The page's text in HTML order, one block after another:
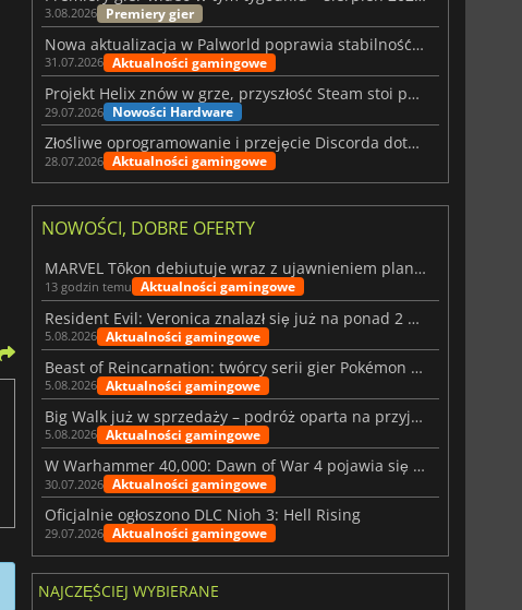
3.08.2026 Premiery gier
Nowa aktualizacja w Palworld poprawia stabilność Sunreach i walk z bossami
31.07.2026 Aktualności gamingowe
Projekt Helix znów w grze, przyszłość Steam stoi pod znakiem zapytania
29.07.2026 Nowości Hardware
Złośliwe oprogramowanie i przejęcie Discorda dotknęły Meccha Chameleon
28.07.2026 Aktualności gamingowe
NOWOŚCI, DOBRE OFERTY
MARVEL Tōkon debiutuje wraz z ujawnieniem planu rozwoju na pierwszy rok
13 godzin temu Aktualności gamingowe
Resident Evil: Veronica znalazł się już na ponad 2 milionach list życzeń
5.08.2026 Aktualności gamingowe
Beast of Reincarnation: twórcy serii gier Pokémon wkraczają na nową ścieżkę
5.08.2026 Aktualności gamingowe
Big Walk już w sprzedaży – podróż oparta na przyjaźni
5.08.2026 Aktualności gamingowe
W Warhammer 40,000: Dawn of War 4 pojawia się frakcja Nekronów
30.07.2026 Aktualności gamingowe
Oficjalnie ogłoszono DLC Nioh 3: Hell Rising
29.07.2026 Aktualności gamingowe
NAJCZĘŚCIEJ WYBIERANE